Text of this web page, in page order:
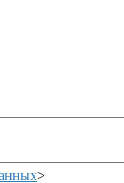
>